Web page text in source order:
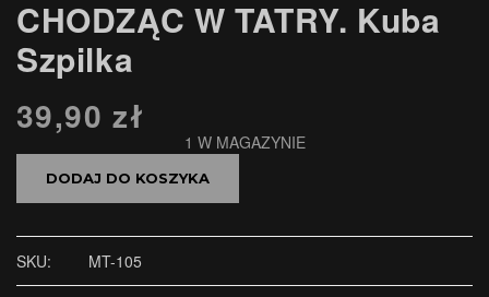
CHODZĄC W TATRY. Kuba
Szpilka
39,90zł
1 W MAGAZYNIE
DODAJ DO KOSZYKA
SKU: MT-105